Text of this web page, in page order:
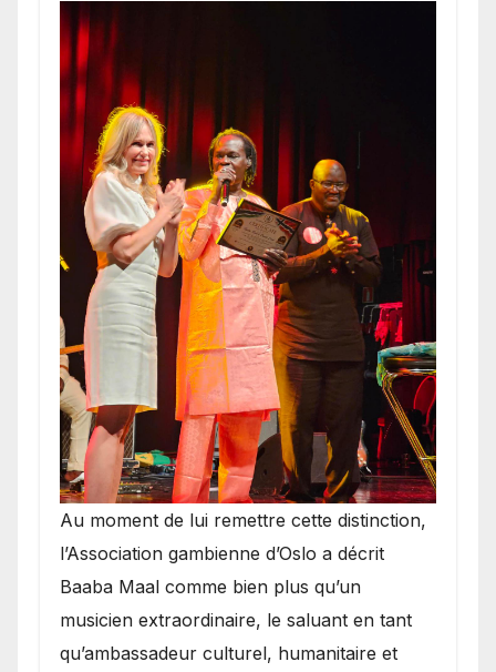
​Au moment de lui remettre cette distinction,
l’Association gambienne d’Oslo a décrit
Baaba Maal comme bien plus qu’un
musicien extraordinaire, le saluant en tant
qu’ambassadeur culturel, humanitaire et